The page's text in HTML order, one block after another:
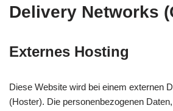
Delivery Networks
Externes Hosting
Diese Website wird bei einem externen
(Hoster). Die personenbezogenen